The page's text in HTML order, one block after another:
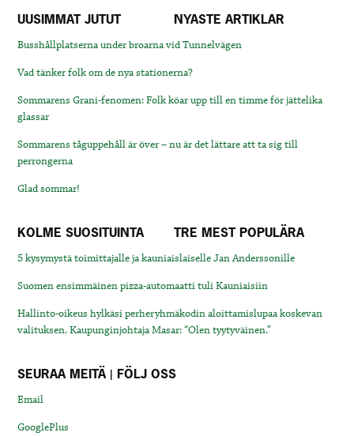
UUSIMMAT JUTUT NYASTE ARTIKLAR
Busshållplatserna under broarna vid Tunnelvägen
Vad tänker folk om de nya stationerna?
Sommarens Grani-fenomen: Folk köar upp till en timme för jättelika
glassar
Sommarens tåguppehåll är över – nu är det lättare att ta sig till
perrongerna
Glad sommar!
KOLME SUOSITUINTA TRE MEST POPULÄRA
5 kysymystä toimittajalle ja kauniaislaiselle Jan Anderssonille
Suomen ensimmäinen pizza-automaatti tuli Kauniaisiin
Hallinto-oikeus hylkäsi perheryhmäkodin aloittamislupaa koskevan
valituksen. Kaupunginjohtaja Masar: “Olen tyytyväinen.”
SEURAA MEITÄ | FÖLJ OSS
Email
GooglePlus